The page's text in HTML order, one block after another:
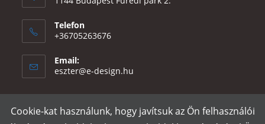
Telefon
+36705263676
Email:
eszter@e-design.hu
Cookie-kat használunk, hogy javítsuk az Ön felhasználói